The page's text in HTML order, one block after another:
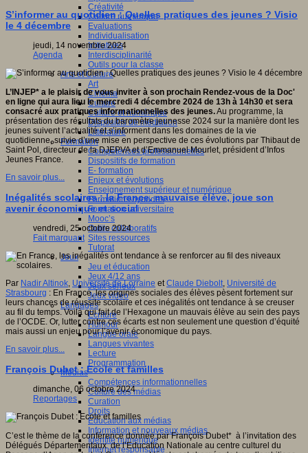
Créativité
Culture numérique
Evaluations
Individualisation
Initiatives
Interdisciplinarité
Outils pour la classe
Arts et Culture
Art
Cinéma
Culture
Culture et numérique
Dispositifs de médiation
Littérature
Formation
Compétences professionnelles
Dispositifs de formation
E- formation
Enjeux et évolutions
Enseignement supérieur et numérique
Formations hybrides
Formation universitaire
Mooc’s
Outils collaboratifs
Sites ressources
Tutorat
Jeux
Jeu et éducation
Jeux 4/12 ans
Jeux sérieux
Jeux vidéo
Langages
Ecriture
Humour
Langue orale
Langues vivantes
Lecture
Programmation
Médias
Compétences informationnelles
Culture des médias
Curation
Droits
Education aux médias
Information et nouveaux médias
Identité numérique
Internet responsable
S’informer au quotidien : Quelles pratiques des jeunes ? Visio
le 4 décembre
jeudi, 14 novembre 2024
Agenda
L’INJEP* a le plaisir de vous inviter à son prochain Rendez-vous de la Doc'
en ligne qui aura lieu le mercredi 4 décembre 2024 de 13h à 14h30 et sera
consacré aux pratiques informationnelles des jeunes.Au programme, la
présentation des résultats du baromètre jeunesse 2024 sur la manière dont les
jeunes suivent l’actualité et s’informent dans les domaines de la vie
quotidienne, suivie d’une mise en perspective de ces évolutions par Thibaut de
Saint Pol, directeur de la DJEPVA et d’Emmanuel Mourlet, président d’Infos
Jeunes France.
En savoir plus...
Inégalités scolaires : la France, mauvaise élève, joue son
avenir économique et social
vendredi, 25 octobre 2024
Fait marquant
Par Nadir Altinok, Université de Lorraine etClaude Diebolt, Université de
Strasbourg : En France, les origines sociales des élèves pèsent fortement sur
leurs chances de réussite scolaire et ces inégalités ont tendance à se creuser
au fil du temps. Voilà qui fait de l’Hexagone un mauvais élève au sein des pays
de l’OCDE. Or, lutter contre ces écarts est non seulement une question d’équité
mais aussi un enjeu pour l’avenir économique du pays.
En savoir plus...
François Dubet : Ecole et familles
dimanche, 06 octobre 2024
Reportages
C’est le thème de la conférence donnée par François Dubet* à l’invitation des
Délégués Départementaux de l’Education Nationale au centre culturel du